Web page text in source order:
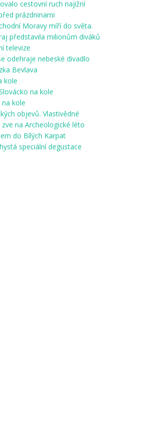
cestovní ruch najižní
prázdninami
Moravy míří do světa.
představila milionům diváků
televize
odehraje nebeské divadlo
Bevlava
kole
na kole
na kole
objevů. Vlastivědné
na Archeologické léto
do Bílých Karpat
speciální degustace